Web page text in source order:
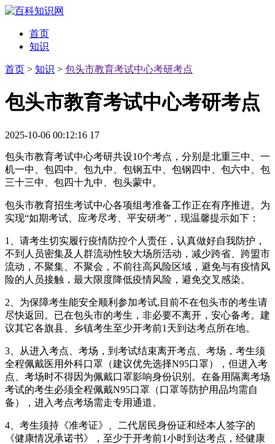
首页
知识
首页 > 知识 > 包头市教育考试中心考研考点
包头市教育考试中心考研考点
2025-10-06 00:12:16 17
包头市教育考试中心考研共设10个考点，分别是北重三中、一
机一中、包四中、包九中、包钢五中、包钢四中、包六中、包
三十三中、包四十九中、包头蒙中。
包头市教育招生考试中心各项组考准备工作正在有序推进。为
实现“如期考试、应考尽考、平安研考”，现温馨提示如下：
1、请考生切实履行疫情防控个人责任，认真做好自我防护，
不到人员密集及人群流动性较大场所活动，减少跨省、跨盟市
流动，不聚集、不聚会，不前往高风险区域，避免与有疫情风
险的人员接触，最大限度降低疫情风险，避免交叉感染。
2、为保障考生能安全顺利参加考试,目前不在包头市的考生请
尽快返回。已在包头市的考生，非必要不离开，安心备考。建
议其它各旗县、乡镇考生至少开考前1天到达考点所在地。
3、从进入考点、考场，到考试结束离开考点、考场，考生须
全程佩戴医用外科口罩（建议优先选择N95口罩），但进入考
点、考场时不得因为佩戴口罩影响身份识别。在备用隔离考场
考试的考生必须全程佩戴N95口罩（口罩等防护用品均需自
备），进入考点考场需走专用通道。
4、考生须持《准考证》、二代居民身份证和经本人签字的
《健康情况承诺书》，至少于开考前1小时到达考点，经健康